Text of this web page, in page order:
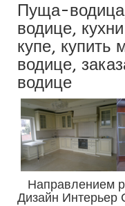
Пуща-
водице,
купе,
водице,
водице
Направлением
Дизайн Интерьер